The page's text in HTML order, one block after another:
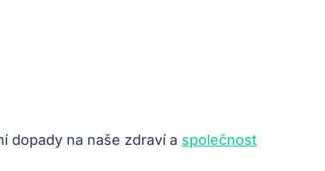
dopady na naše zdraví a společnost